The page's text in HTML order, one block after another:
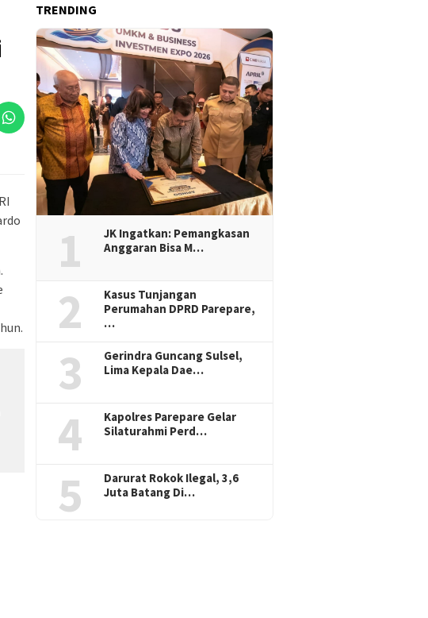
TRENDING
1
JK Ingatkan: Pemangkasan
Anggaran Bisa M…
2
Kasus Tunjangan
Perumahan DPRD Parepare,
…
3
Gerindra Guncang Sulsel,
Lima Kepala Dae…
4
Kapolres Parepare Gelar
Silaturahmi Perd…
5
Darurat Rokok Ilegal, 3,6
Juta Batang Di…